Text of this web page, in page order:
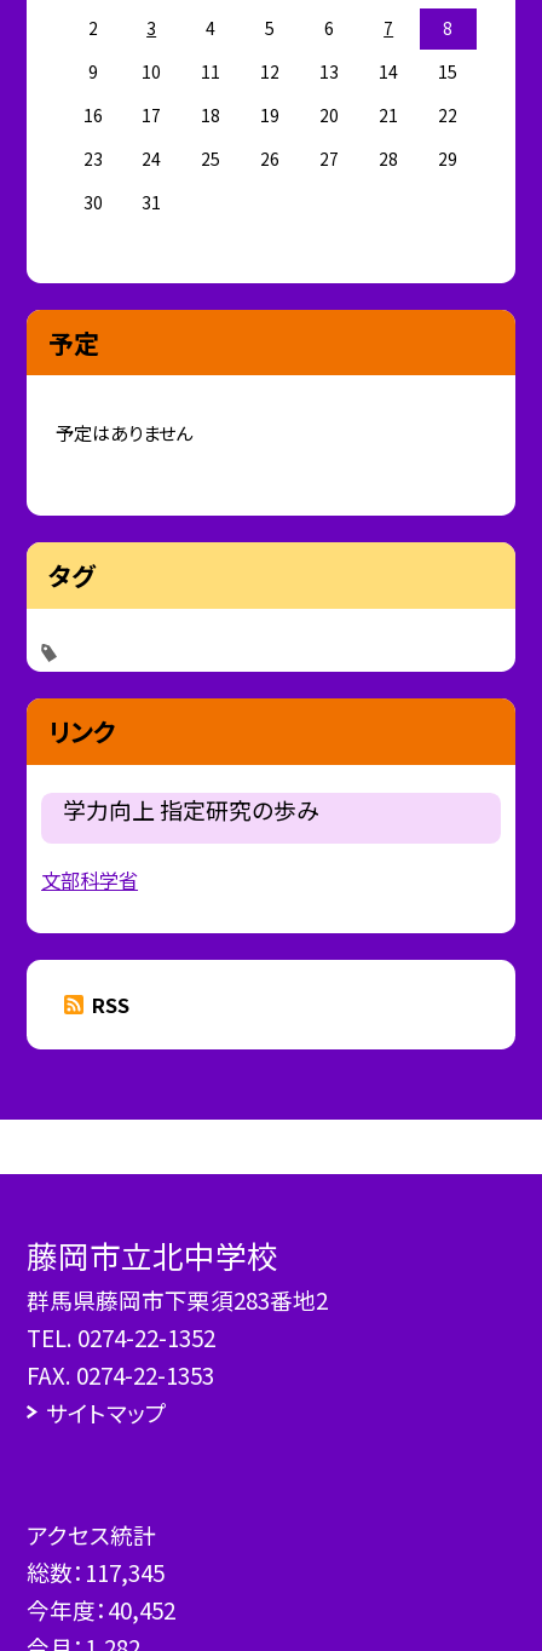
2
3 4 5 6 7
8
9
10 11 12 13 14
15
16
17 18 19 20 21
22
23
24 25 26 27 28
29
30
31
予定
予定はありません
タグ
リンク
学力向上 指定研究の歩み
文部科学省
RSS
藤岡市立北中学校
群馬県藤岡市下栗須283番地2
TEL. 0274-22-1352
FAX. 0274-22-1353
サイトマップ
アクセス統計
総数： 117,345
今年度：40,452